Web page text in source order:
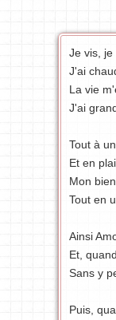
Je vis,
J'ai
La vie
J'ai
Tout à
Et en
Mon
Tout en
Ainsi
Et,
Sans y
Puis,